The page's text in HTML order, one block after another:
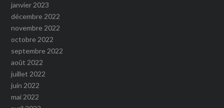
janvier 2023
décembre 2022
novembre 2022
octobre 2022
septembre 2022
août 2022
juillet 2022
juin 2022
mai 2022